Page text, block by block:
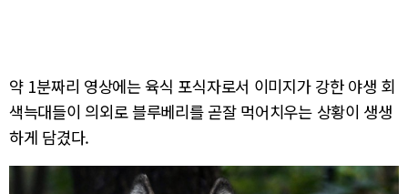
약 1분짜리 영상에는 육식 포식자로서 이미지가 강한 야생 회
색늑대들이 의외로 블루베리를 곧잘 먹어치우는 상황이 생생
하게 담겼다.